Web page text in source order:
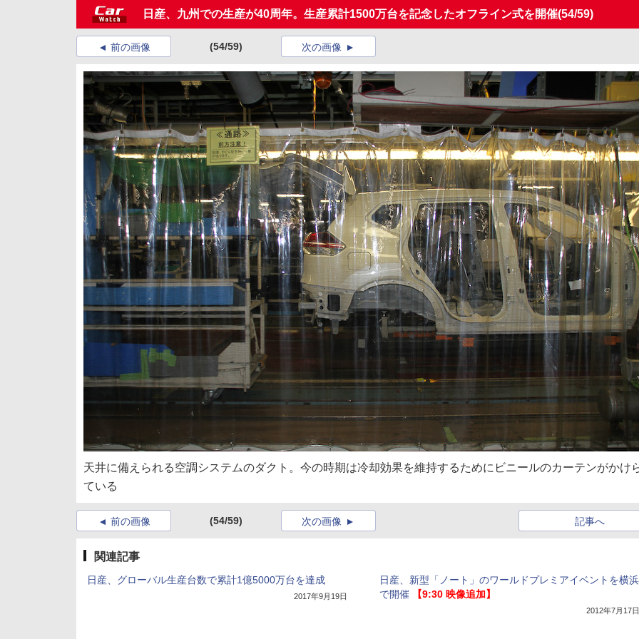
日産、九州での生産が40周年。生産累計1500万台を記念したオフライン式を開催(54/59)
前の画像 (54/59) 次の画像
天井に備えられる空調システムのダクト。今の時期は冷却効果を維持するためにビニールのカーテンがかけ
ている
前の画像 (54/59) 記事へ
次の画像
関連記事
日産、グローバル生産台数で累計1億5000万台を達成
2017年9月19日
日産、新型「ノート」のワールドプレミアイベントを横浜
で開催
【9:30 映像追加】
2012年7月17日